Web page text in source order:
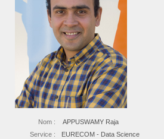
Nom :
APPUSWAMY Raja
Service :
EURECOM - Data Science